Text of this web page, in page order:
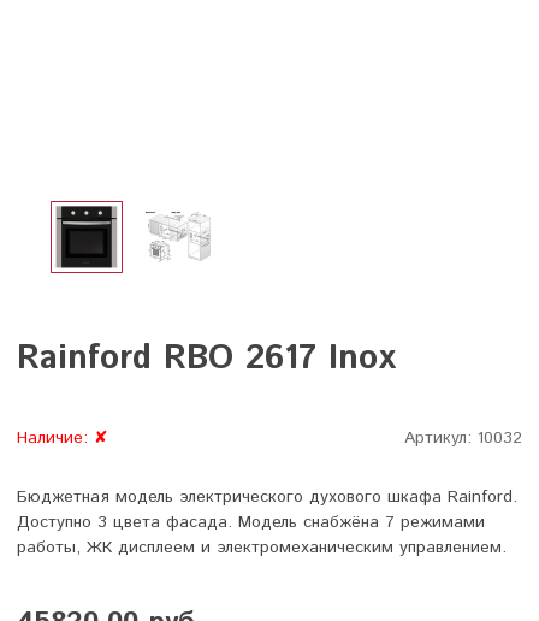
Rainford RBO 2617 Inox
Наличие: ✘ Артикул: 10032
Бюджетная модель электрического духового шкафа Rainford.
Доступно 3 цвета фасада. Модель снабжёна 7 режимами
работы, ЖК дисплеем и электромеханическим управлением.